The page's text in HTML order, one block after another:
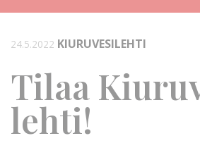
24.5.2022 KIURUVESILEHTI
Tilaa
lehti!